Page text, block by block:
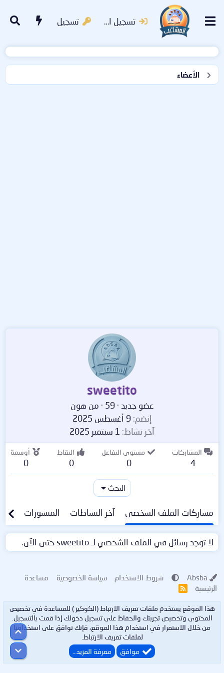
تسجيل الدخول تسجيل
الأعضاء
sweetito
عضو جديد ·
59
· من هون
إنضم 9 أغسطس 2025
آخر نشاط 1 سبتمبر 2025
المشاركات
4
مستوى التفاعل
0
النقاط
0
أوسمة
0
البحث
مشاركات الملف الشخصي آخر النشاطات المنشورات
لا توجد رسائل في الملف الشخصي لـ sweetito حتى الآن.
شروط الاستخدام سياسة الخصوصية
مساعدة
الرئيسية
R
هذا الموقع يستخدم ملفات تعريف الارتباط (الكوكيز ) للمساعدة في تخصيص
المحتوى وتخصيص تجربتك والحفاظ على تسجيل دخولك إذا قمت بالتسجيل.
من خلال الاستمرار في استخدام هذا الموقع، فإنك توافق على استخدامنا
لملفات تعريف الارتباط.
موافق
معرفة المزيد…
أعلى